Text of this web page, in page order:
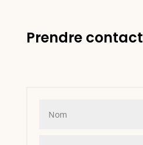
Prendre contact